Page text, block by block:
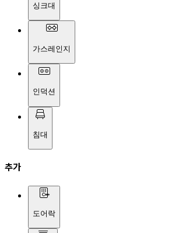
싱크대
가스레인지
인덕션
침대
추가
도어락